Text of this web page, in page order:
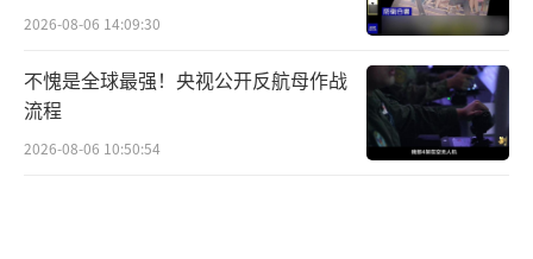
2026-08-06 14:09:30
不愧是全球最强！央视公开反航母作战
流程
2026-08-06 10:50:54